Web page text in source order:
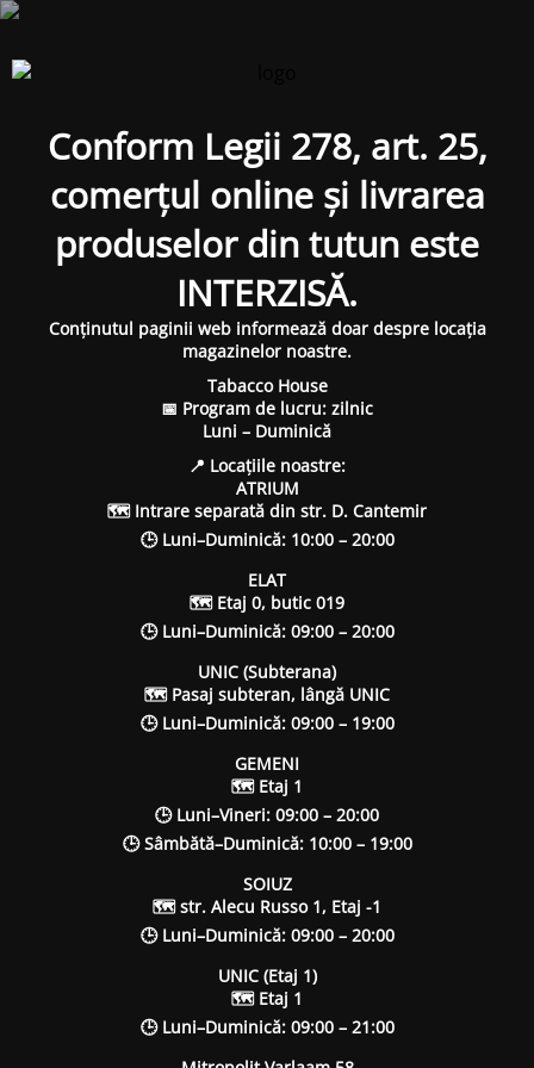
Conform Legii 278, art. 25,
comerțul online și livrarea
produselor din tutun este
INTERZISĂ.
Conținutul paginii web informează doar despre locația
magazinelor noastre.
Tabacco House
📅 Program de lucru: zilnic
Luni – Duminică
📍 Locațiile noastre:
ATRIUM
🗺 Intrare separată din str. D. Cantemir
🕒 Luni–Duminică: 10:00 – 20:00
ELAT
🗺 Etaj 0, butic 019
🕒 Luni–Duminică: 09:00 – 20:00
UNIC (Subterana)
🗺 Pasaj subteran, lângă UNIC
🕒 Luni–Duminică: 09:00 – 19:00
GEMENI
🗺 Etaj 1
🕒 Luni–Vineri: 09:00 – 20:00
🕒 Sâmbătă–Duminică: 10:00 – 19:00
SOIUZ
🗺 str. Alecu Russo 1, Etaj -1
🕒 Luni–Duminică: 09:00 – 20:00
UNIC (Etaj 1)
🗺 Etaj 1
🕒 Luni–Duminică: 09:00 – 21:00